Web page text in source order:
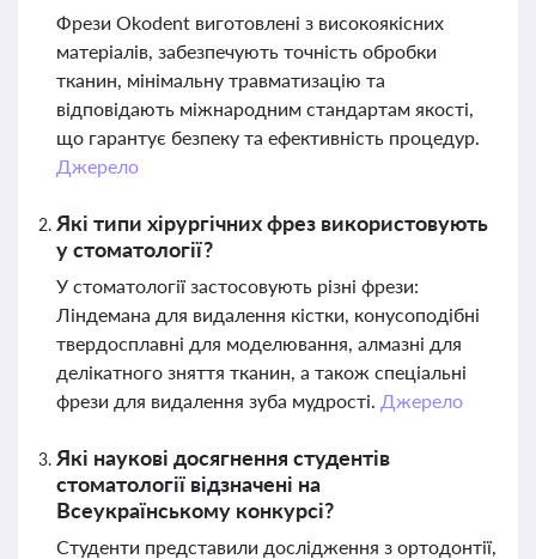
Фрези Okodent виготовлені з високоякісних
матеріалів, забезпечують точність обробки
тканин, мінімальну травматизацію та
відповідають міжнародним стандартам якості,
що гарантує безпеку та ефективність процедур.
Джерело
Які типи хірургічних фрез використовують
у стоматології?
У стоматології застосовують різні фрези:
Ліндемана для видалення кістки, конусоподібні
твердосплавні для моделювання, алмазні для
делікатного зняття тканин, а також спеціальні
фрези для видалення зуба мудрості. Джерело
Які наукові досягнення студентів
стоматології відзначені на
Всеукраїнському конкурсі?
Студенти представили дослідження з ортодонтії,